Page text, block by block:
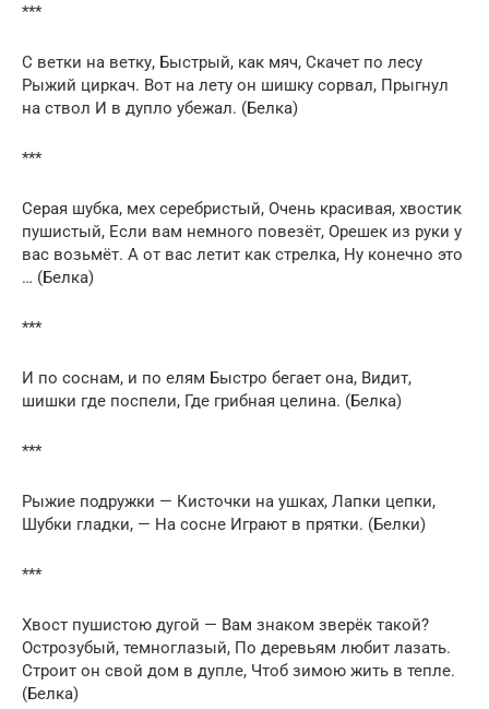
***
С ветки на ветку, Быстрый, как мяч, Скачет по лесу
Рыжий циркач. Вот на лету он шишку сорвал, Прыгнул
на ствол И в дупло убежал. (Белка)
***
Серая шубка, мех серебристый, Очень красивая, хвостик
пушистый, Если вам немного повезёт, Орешек из руки у
вас возьмёт. А от вас летит как стрелка, Ну конечно это
… (Белка)
***
И по соснам, и по елям Быстро бегает она, Видит,
шишки где поспели, Где грибная целина. (Белка)
***
Рыжие подружки — Кисточки на ушках, Лапки цепки,
Шубки гладки, — На сосне Играют в прятки. (Белки)
***
Хвост пушистою дугой — Вам знаком зверёк такой?
Острозубый, темноглазый, По деревьям любит лазать.
Строит он свой дом в дупле, Чтоб зимою жить в тепле.
(Белка)